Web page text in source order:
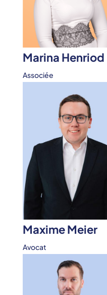
Marina Henriod
Associée
Maxime Meier
Avocat